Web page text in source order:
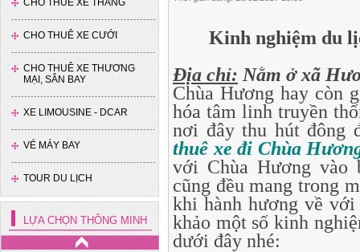
CHO THUÊ XE THÁNG
CHO THUÊ XE CƯỚI
CHO THUÊ XE THƯƠNG
MẠI, SÂN BAY
XE LIMOUSINE - DCAR
VÉ MÁY BAY
TOUR DU LỊCH
LỰA CHỌN THÔNG MINH
Xe 35 chỗ - Thaco
Kinh nghiệm du
Địa chỉ: Nằm ở xã
Chùa Hương hay còn
hóa tâm linh truyền
nơi đây thu hút đông
thuê xe đi Chùa
với Chùa Hương vào
cũng đều mang trong
khi hành hương về
khảo một số kinh
dưới đây nhé: